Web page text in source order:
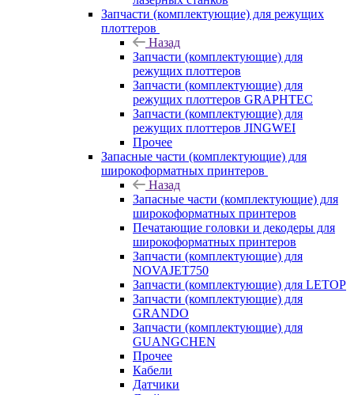
Запчасти (комплектующие) для режущих
плоттеров
Назад
Запчасти (комплектующие) для
режущих плоттеров
Запчасти (комплектующие) для
режущих плоттеров GRAPHTEC
Запчасти (комплектующие) для
режущих плоттеров JINGWEI
Прочее
Запасные части (комплектующие) для
широкоформатных принтеров
Назад
Запасные части (комплектующие) для
широкоформатных принтеров
Печатающие головки и декодеры для
широкоформатных принтеров
Запчасти (комплектующие) для
NOVAJET750
Запчасти (комплектующие) для LETOP
Запчасти (комплектующие) для
GRANDO
Запчасти (комплектующие) для
GUANGCHEN
Прочее
Кабели
Датчики